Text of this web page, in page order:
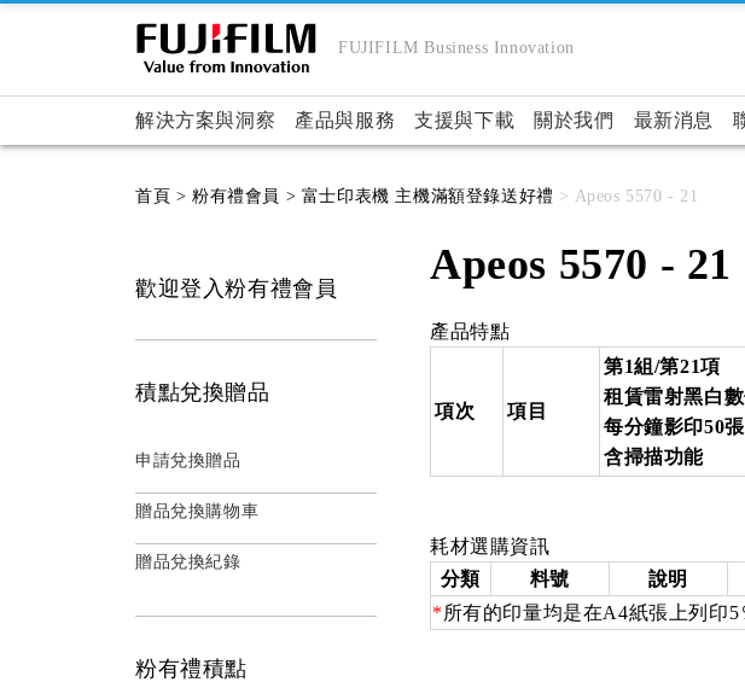
FUJIFILM Business Innovation
解決方案與洞察 產品與服務 支援與下載 關於我們 最新消息
首頁 > 粉有禮會員 > 富士印表機 主機滿額登錄送好禮 > Apeos 5570 - 21
Apeos 5570 - 21
產品特點
項次 項目
第1組/第21項
租賃雷射黑白
每分鐘影印50
含掃描功能
耗材選購資訊
分類
料號 說明
* 所有的印量均是在A4紙張上列印
歡迎登入粉有禮會員
積點兌換贈品
申請兌換贈品
贈品兌換購物車
贈品兌換紀錄
粉有禮積點